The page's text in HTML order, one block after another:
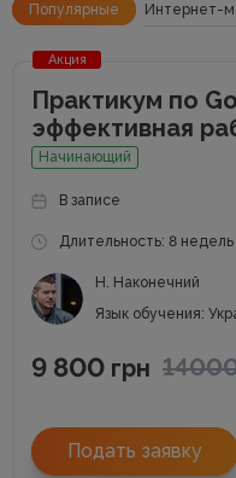
Популярные Интернет-
Акция
Практикум по
эффективная
Начинающий
В записе
Длительность: 8 недель
Н. Наконечний
Язык обучения:
9 800 грн
Подать заявку